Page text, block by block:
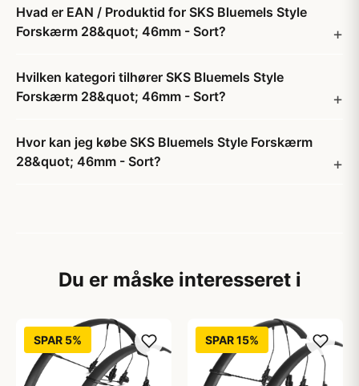
Hvad er EAN / Produktid for SKS Bluemels Style
Forskærm 28&quot; 46mm - Sort?
Hvilken kategori tilhører SKS Bluemels Style
Forskærm 28&quot; 46mm - Sort?
Hvor kan jeg købe SKS Bluemels Style Forskærm
28&quot; 46mm - Sort?
Du er måske interesseret i
SPAR 5% SPAR 15%